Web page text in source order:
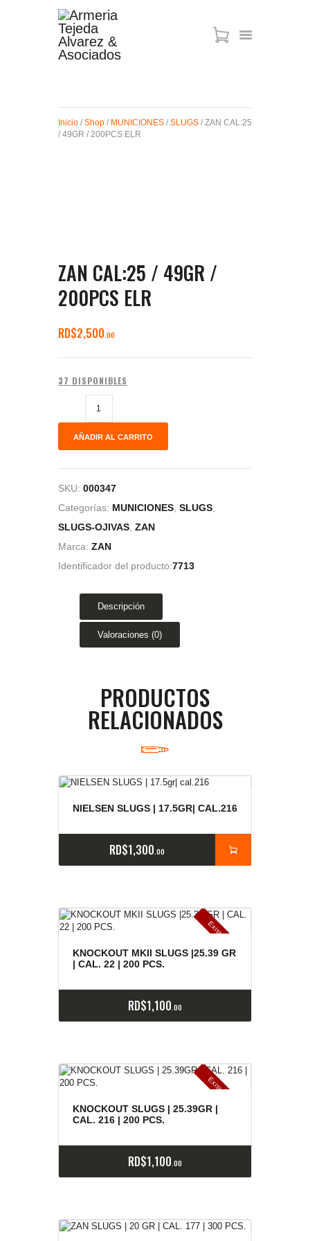
MIRAS
MUNICIONES
Inicio / Shop / MUNICIONES / SLUGS / ZAN CAL:25
/ 49GR / 200PCS ELR
ZAN CAL:25 / 49GR /
200PCS ELR
RD$2,500 00
37 DISPONIBLES
AÑADIR AL CARRITO
SKU: 000347
Categorías: MUNICIONES, SLUGS,
SLUGS-OJIVAS, ZAN
Marca: ZAN
Identificador del producto:7713
Descripción
Valoraciones (0)
PRODUCTOS
RELACIONADOS
NIELSEN SLUGS | 17.5GR| CAL.216
RD$1,300 00
E
x
is
t
e
n
c
ia
s
a
g
o
t
a
d
a
s
KNOCKOUT MKII SLUGS |25.39 GR
| CAL. 22 | 200 PCS.
RD$1,100 00
E
x
is
t
e
n
c
ia
s
a
g
o
t
a
d
a
s
KNOCKOUT SLUGS | 25.39GR |
CAL. 216 | 200 PCS.
RD$1,100 00